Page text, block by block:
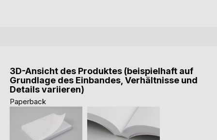
3D-Ansicht des Produktes (beispielhaft auf
Grundlage des Einbandes, Verhältnisse und
Details variieren)
Paperback